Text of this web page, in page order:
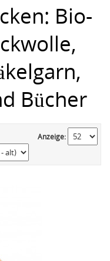
Bio-
Bücher
Anzeige: